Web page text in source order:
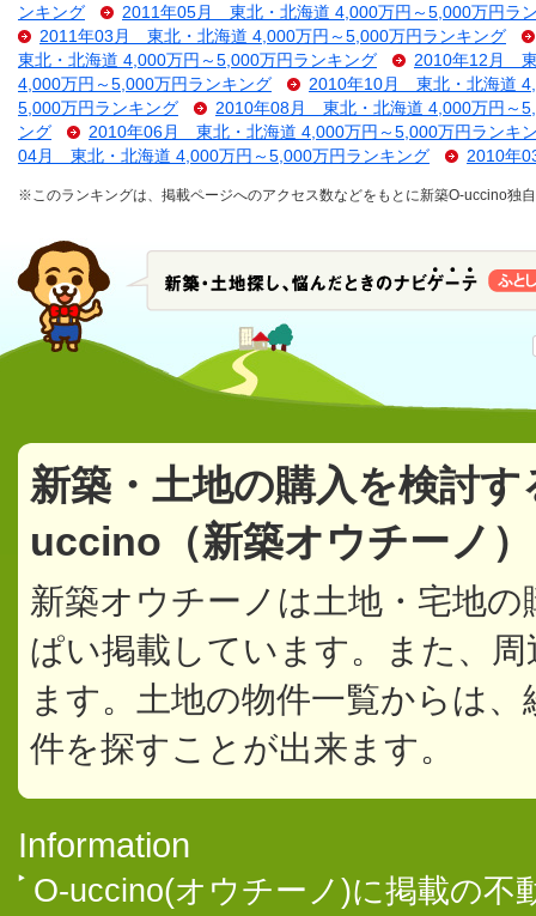
ンキング
2011年05月 東北・北海道 4,000万円～5,000万円ラ
2011年03月 東北・北海道 4,000万円～5,000万円ランキング
東北・北海道 4,000万円～5,000万円ランキング
2010年12月 東
4,000万円～5,000万円ランキング
2010年10月 東北・北海道
5,000万円ランキング
2010年08月 東北・北海道 4,000万円～
ング
2010年06月 東北・北海道 4,000万円～5,000万円ランキ
04月 東北・北海道 4,000万円～5,000万円ランキング
2010年
※このランキングは、掲載ページへのアクセス数などをもとに新築O-uccino独
新築・土地の購入を検討
uccino（新築オウチーノ
新築オウチーノは土地・宅地
ぱい掲載しています。また、
ます。土地の物件一覧からは
件を探すことが出来ます。
Information
O-uccino(オウチーノ)に掲載の不